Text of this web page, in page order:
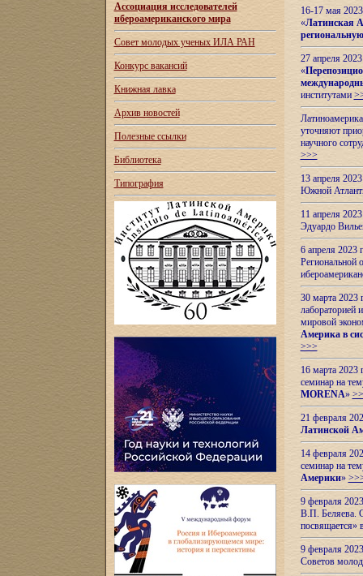
Ассоциация исследователей
ибероамериканского мира
Совет молодых ученых ИЛА РАН
Конкурс вакансий
Книжная лавка
Архив новостей
Полезные ссылки
Библиотека
Типография
16-17 мая
«Латинская
27 апреля
«
институтами
уточняют
научного
>>>
13 апреля
Южной
11 апреля
Эдуардо
6 апреля
Региональной
30 марта 2023
лабораторией
мировой
Америка в
>>>
16 марта 2023
семинар на
MORENA»
21 февраля
Латинской
14 февраля
семинар на
Америки»
9 февраля
В.П. Беляева.
посвящается»
9 февраля
Советов